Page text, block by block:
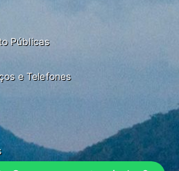
Públicas
e Telefones
Zoneamento e Posturas